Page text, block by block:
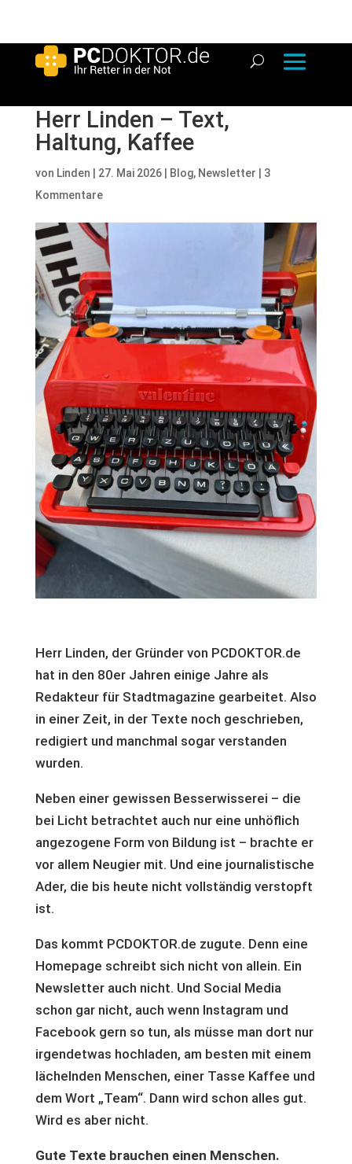
Herr Linden – Text,
Haltung, Kaffee
von Linden 27. Mai 2026| Blog, Newsletter
3
Kommentare
Herr Linden, der Gründer von PCDOKTOR.de
hat in den 80er Jahren einige Jahre als
Redakteur für Stadtmagazine gearbeitet. Also
in einer Zeit, in der Texte noch geschrieben,
redigiert und manchmal sogar verstanden
wurden.
Neben einer gewissen Besserwisserei – die
bei Licht betrachtet auch nur eine unhöflich
angezogene Form von Bildung ist – brachte er
vor allem Neugier mit. Und eine journalistische
Ader, die bis heute nicht vollständig verstopft
ist.
Das kommt PCDOKTOR.de zugute. Denn eine
Homepage schreibt sich nicht von allein. Ein
Newsletter auch nicht. Und Social Media
schon gar nicht, auch wenn Instagram und
Facebook gern so tun, als müsse man dort nur
irgendetwas hochladen, am besten mit einem
lächelnden Menschen, einer Tasse Kaffee und
dem Wort „Team“. Dann wird schon alles gut.
Wird es aber nicht.
Gute Texte brauchen einen Menschen.